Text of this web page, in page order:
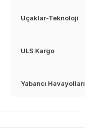
Uçaklar-Teknoloji
ULS Kargo
Yabancı Havayolları